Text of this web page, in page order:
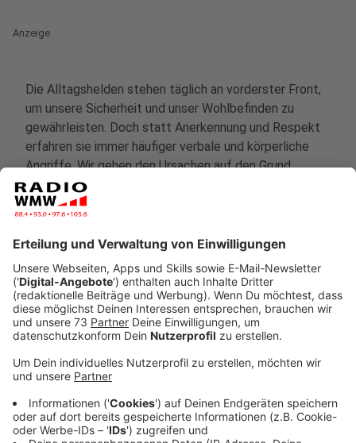
Anzeige
Die Alltagshelden stehen täglich an vorderster Front,
um unsere Sicherheit und unser Wohlbefinden zu
gewährleisten. Doch statt Anerkennung und Respekt
erfahren sie immer häufiger verbale und körperliche
Angriffe. Wir gehen den Ursachen auf den Grund,
zeigen die Auswirkungen auf die Betroffenen und
diskutieren Lösungsansätze, um diesen Trend zu
Anzeige
Gab es schon einmal eine Situation, in der ihr Hilfe von
Einsatz- oder Rettungskräften benötigt habt? Dann
Personen bedanken. Schickt euren Helden und Helfern
Anzeige